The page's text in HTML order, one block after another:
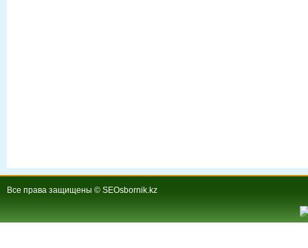
Все права защищены © SEOsbornik.kz